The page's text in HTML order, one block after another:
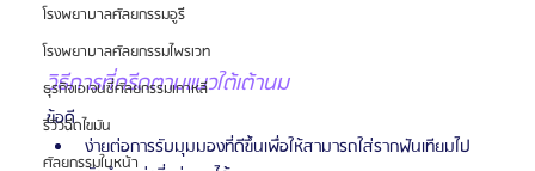
โรงพยาบาลศัลยกรรมอูรี
โรงพยาบาลศัลยกรรมไพรเวท
ธุรกิจเอเจนซี่ศัลยกรรมเกาหลี
รีวิวฉีดไขมัน
ศัลยกรรมใบหน้า
วิธีการที่กรีดตามแนวใต้เต้านม
ข้อดี
ง่ายต่อการรับมุมมองที่ดีขึ้นเพื่อให้สามารถใส่รากฟันเทียมไป